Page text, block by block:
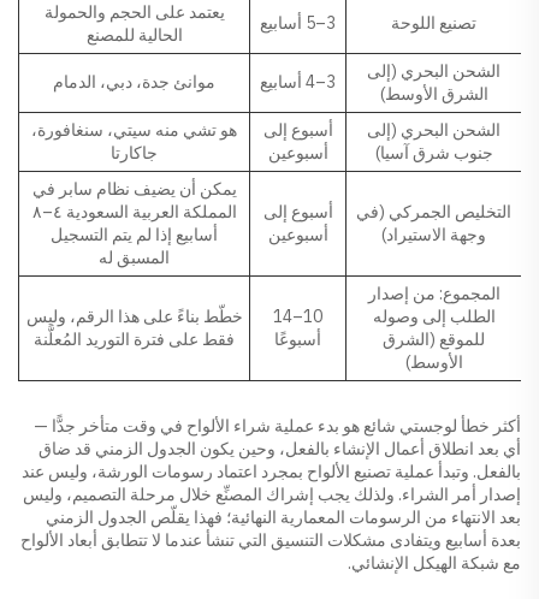
تصنيع اللوحة 3–5 أسابيع
يعتمد على الحجم والحمولة
الحالية للمصنع
الشحن البحري (إلى
الشرق الأوسط)
3–4 أسابيع موانئ جدة، دبي، الدمام
الشحن البحري (إلى
جنوب شرق آسيا)
أسبوع إلى
أسبوعين
هو تشي منه سيتي، سنغافورة،
جاكارتا
التخليص الجمركي (في
وجهة الاستيراد)
أسبوع إلى
أسبوعين
يمكن أن يضيف نظام سابر في
المملكة العربية السعودية ٤–٨
أسابيع إذا لم يتم التسجيل
المسبق له
المجموع: من إصدار
الطلب إلى وصوله
للموقع (الشرق
الأوسط)
10–14
أسبوعًا
خطّط بناءً على هذا الرقم، وليس
فقط على فترة التوريد المُعلَّنة
أكثر خطأ لوجستي شائع هو بدء عملية شراء الألواح في وقت متأخر جدًّا —
أي بعد انطلاق أعمال الإنشاء بالفعل، وحين يكون الجدول الزمني قد ضاق
بالفعل. وتبدأ عملية تصنيع الألواح بمجرد اعتماد رسومات الورشة، وليس عند
إصدار أمر الشراء. ولذلك يجب إشراك المصنِّع خلال مرحلة التصميم، وليس
بعد الانتهاء من الرسومات المعمارية النهائية؛ فهذا يقلّص الجدول الزمني
بعدة أسابيع ويتفادى مشكلات التنسيق التي تنشأ عندما لا تتطابق أبعاد الألواح
مع شبكة الهيكل الإنشائي.